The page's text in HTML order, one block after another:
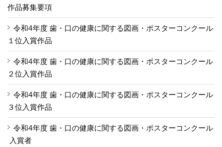
作品募集要項
令和4年度 歯・口の健康に関する図画・ポスターコンクール
１位入賞作品
令和4年度 歯・口の健康に関する図画・ポスターコンクール
２位入賞作品
令和4年度 歯・口の健康に関する図画・ポスターコンクール
３位入賞作品
令和4年度 歯・口の健康に関する図画・ポスターコンクール
入賞者